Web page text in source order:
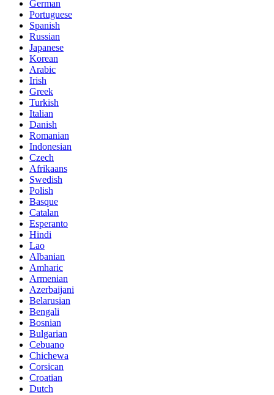
German
Portuguese
Spanish
Russian
Japanese
Korean
Arabic
Irish
Greek
Turkish
Italian
Danish
Romanian
Indonesian
Czech
Afrikaans
Swedish
Polish
Basque
Catalan
Esperanto
Hindi
Lao
Albanian
Amharic
Armenian
Azerbaijani
Belarusian
Bengali
Bosnian
Bulgarian
Cebuano
Chichewa
Corsican
Croatian
Dutch